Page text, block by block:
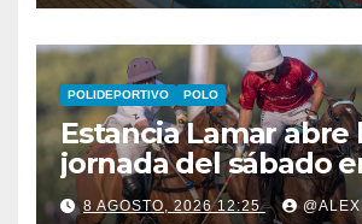
POLIDEPORTIVO POLO
Estancia Lamar abre
jornada del sábado
Polo Club con una
8 AGOSTO, 2026 12:25